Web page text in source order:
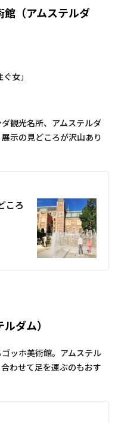
館（アムステルダ
女」
観光名所、アムステルダ
示の見どころが沢山あり
ころ
ダム）
ッホ美術館。アムステル
わせて足を運ぶのもおす